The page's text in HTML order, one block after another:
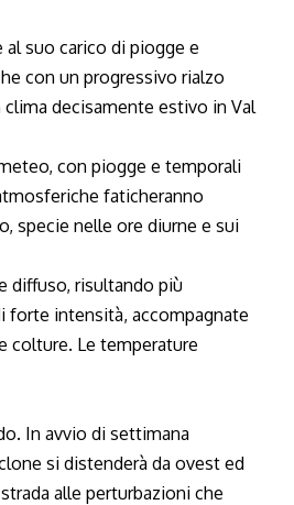
al suo carico di piogge e
con un progressivo rialzo
decisamente estivo in Val
con piogge e temporali
faticheranno
specie nelle ore diurne e sui
diffuso, risultando più
forte intensità, accompagnate
colture. Le temperature
In avvio di settimana
si distenderà da ovest ed
alle perturbazioni che